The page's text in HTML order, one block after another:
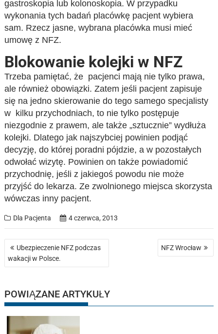
gastroskopia lub kolonoskopia. W przypadku
wykonania tych badań placówkę pacjent wybiera
sam. Rzecz jasne, wybrana placówka musi mieć
umowę z NFZ.
Blokowanie kolejki w NFZ
Trzeba pamiętać, że pacjenci mają nie tylko prawa,
ale również obowiązki. Zatem jeśli pacjent zapisuje
się na jedno skierowanie do tego samego specjalisty
w kilku przychodniach, to nie tylko postępuje
niezgodnie z prawem, ale także „sztucznie” wydłuża
kolejki. Dlatego jak najszybciej powinien podjąć
decyzję, do której poradni pójdzie, a w pozostałych
odwołać wizytę. Powinien on także powiadomić
przychodnię, jeśli z jakiegoś powodu nie może
przyjść do lekarza. Ze zwolnionego miejsca skorzysta
wówczas inny pacjent.
Dla Pacjenta 4 czerwca, 2013
Nawigacja
wpisu
Ubezpieczenie NFZ podczas
wakacji w Polsce.
NFZ Wrocław
POWIĄZANE ARTYKUŁY